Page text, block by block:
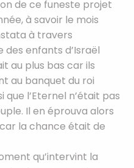
de ce funeste projet
à savoir le mois
à travers
des enfants d’Israël
au plus bas car ils
au banquet du roi
que l’Eternel n’était pas
Il en éprouva alors
la chance était de
qu’intervint la